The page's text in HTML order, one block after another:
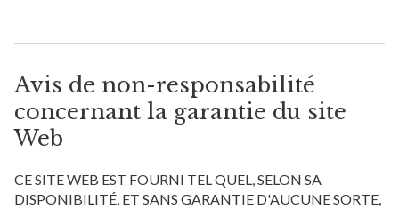
Avis de non-responsabilité
concernant la garantie du site
Web
CE SITE WEB EST FOURNI TEL QUEL, SELON SA
DISPONIBILITÉ, ET SANS GARANTIE D'AUCUNE SORTE,